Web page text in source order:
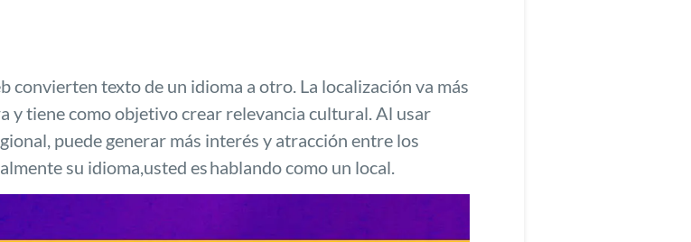
convierten texto de un idioma a otro. La localización va más
y tiene como objetivo crear relevancia cultural. Al usar
puede generar más interés y atracción entre los
su idioma,usted eshablando como un local.